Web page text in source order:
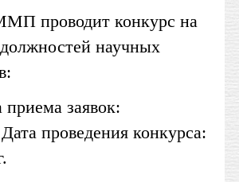
проводит конкурс на
научных
приема заявок:
проведения конкурса: